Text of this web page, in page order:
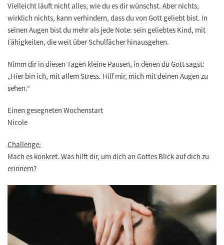
Vielleicht läuft nicht alles, wie du es dir wünschst. Aber nichts,
wirklich nichts, kann verhindern, dass du von Gott geliebt bist. In
seinen Augen bist du mehr als jede Note: sein geliebtes Kind, mit
Fähigkeiten, die weit über Schulfächer hinausgehen.
Nimm dir in diesen Tagen kleine Pausen, in denen du Gott sagst:
„Hier bin ich, mit allem Stress. Hilf mir, mich mit deinen Augen zu
sehen.“
Einen gesegneten Wochenstart
Nicole
Challenge:
Mach es konkret. Was hilft dir, um dich an Gottes Blick auf dich zu
erinnern?